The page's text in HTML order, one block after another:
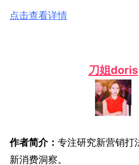
点击查看详情
刀姐doris
作者简介：专注研究新营销打
新消费洞察。